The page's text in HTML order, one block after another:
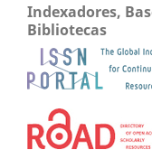
Indexadores,
Bibliotecas